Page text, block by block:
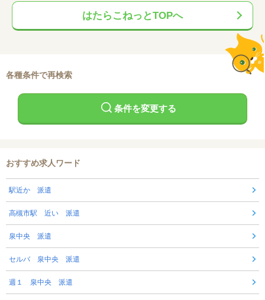
はたらこねっとTOPへ
各種条件で再検索
条件を変更する
おすすめ求人ワード
駅近か 派遣
高槻市駅 近い 派遣
泉中央 派遣
セルバ 泉中央 派遣
週１ 泉中央 派遣